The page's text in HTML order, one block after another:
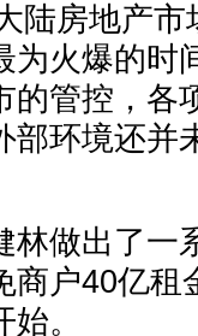
陆房地产市
为火爆的时
的管控，各
部环境还并
林做出了一
商户40亿租
。